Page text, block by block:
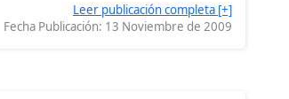
Leer publicación completa [+]
Fecha Publicación: 13 Noviembre de 2009